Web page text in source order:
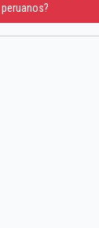
peruanos?